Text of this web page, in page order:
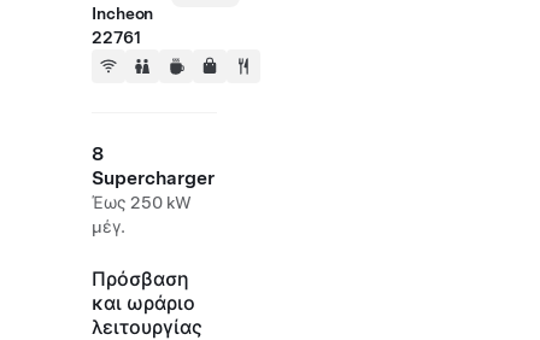
Incheon
22761
8
Supercharger
Έως 250 kW
μέγ.
Πρόσβαση
και ωράριο
λειτουργίας